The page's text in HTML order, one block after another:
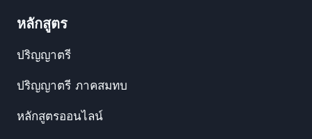
หลักสูตร
ปริญญาตรี
ปริญญาตรี ภาคสมทบ
หลักสูตรออนไลน์